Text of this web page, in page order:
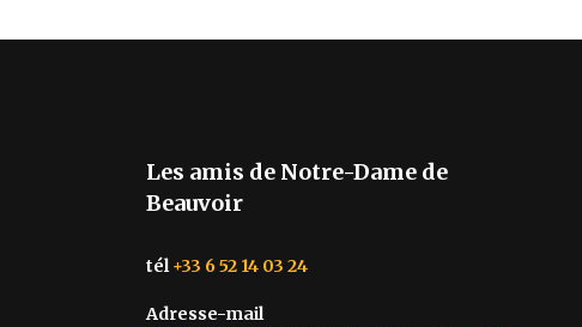
Les amis de Notre-Dame de
Beauvoir
tél+33 6 52 14 03 24
Adresse-mail